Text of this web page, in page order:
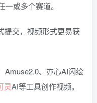
或多个赛道。
提交，视频形式更易获
Amuse2.0、亦心AI闪绘
灵AI等工具创作视频。